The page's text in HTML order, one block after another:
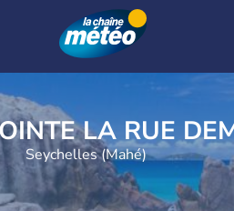
POINTE LA RUE
Seychelles (Mahé)